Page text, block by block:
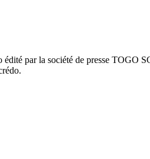
par la société de presse TOGO